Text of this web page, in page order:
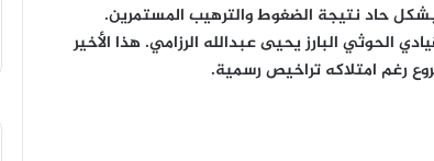
حاد نتيجة الضغوط والترهيب المستمرين.
70% من مشروعه لصالح القيادي الحوثي البارز يحيى عبدالله الرزامي. هذا الأخير
رغم امتلاكه تراخيص رسمية.